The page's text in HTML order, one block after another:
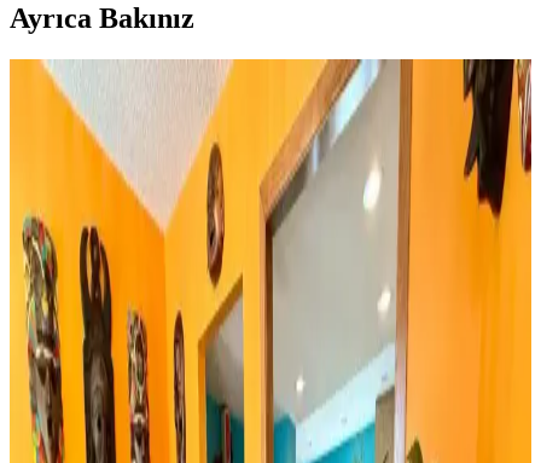
Ayrıca Bakınız
Huzur Party Store 5 Metre Yeşil Çam Dalı ve Işıklı
Çam Dalı Karşılaştırması
İki farklı yeşil çam dalı ürününün detaylı özellikleri, kullanıcı
yorumları ve kullanım alanları karşılaştırmasıyla yılbaşı
dekorasyonunuza en uygun seçimi yapın.
Rattan Ayakkabılık: Doğal Şıklık ve Fonksiyonellik
Sunan Dekorasyon Seçeneği
Rattan ayakkabılık, doğal malzeme kullanımı ve estetik
görünümüyle modern ve sürdürülebilir dekorasyonun vazgeçilmez
parçasıdır. Hafifliği ve dayanıklılığıyla fonksiyonel çözümler sunar.
Bambu Stor Perdeler Karşılaştırması: Evesen ve
Linadora Modellerinin Özellikleri ve Farkları